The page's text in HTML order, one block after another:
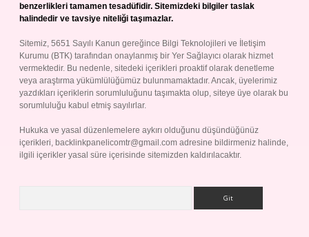
benzerlikleri tamamen tesadüfidir. Sitemizdeki bilgiler taslak
halindedir ve tavsiye niteliği taşımazlar.
Sitemiz, 5651 Sayılı Kanun gereğince Bilgi Teknolojileri ve İletişim
Kurumu (BTK) tarafından onaylanmış bir Yer Sağlayıcı olarak hizmet
vermektedir. Bu nedenle, sitedeki içerikleri proaktif olarak denetleme
veya araştırma yükümlülüğümüz bulunmamaktadır. Ancak, üyelerimiz
yazdıkları içeriklerin sorumluluğunu taşımakta olup, siteye üye olarak bu
sorumluluğu kabul etmiş sayılırlar.
Hukuka ve yasal düzenlemelere aykırı olduğunu düşündüğünüz
içerikleri, backlinkpanelicomtr@gmail.com adresine bildirmeniz halinde,
ilgili içerikler yasal süre içerisinde sitemizden kaldırılacaktır.